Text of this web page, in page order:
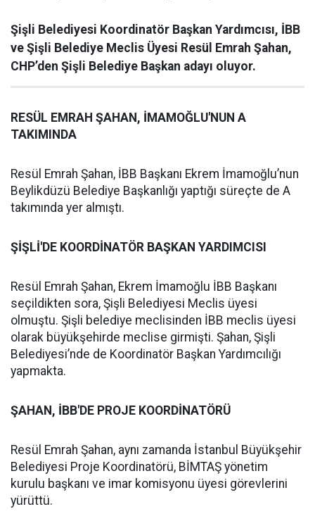
Şişli Belediyesi Koordinatör Başkan Yardımcısı, İBB
ve Şişli Belediye Meclis Üyesi Resül Emrah Şahan,
CHP’den Şişli Belediye Başkan adayı oluyor.
RESÜL EMRAH ŞAHAN, İMAMOĞLU'NUN A
TAKIMINDA
Resül Emrah Şahan, İBB Başkanı Ekrem İmamoğlu’nun
Beylikdüzü Belediye Başkanlığı yaptığı süreçte de A
takımında yer almıştı.
ŞİŞLİ'DE KOORDİNATÖR BAŞKAN YARDIMCISI
Resül Emrah Şahan, Ekrem İmamoğlu İBB Başkanı
seçildikten sora, Şişli Belediyesi Meclis üyesi
olmuştu. Şişli belediye meclisinden İBB meclis üyesi
olarak büyükşehirde meclise girmişti. Şahan, Şişli
Belediyesi’nde de Koordinatör Başkan Yardımcılığı
yapmakta.
ŞAHAN, İBB'DE PROJE KOORDİNATÖRÜ
Resül Emrah Şahan, aynı zamanda İstanbul Büyükşehir
Belediyesi Proje Koordinatörü, BİMTAŞ yönetim
kurulu başkanı ve imar komisyonu üyesi görevlerini
yürüttü.